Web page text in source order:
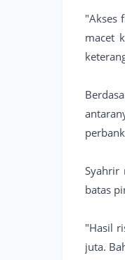
"Akses
macet
Syahrir
batas
"Hasil
juta.